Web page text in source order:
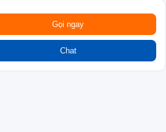
Gọi ngay
Chat